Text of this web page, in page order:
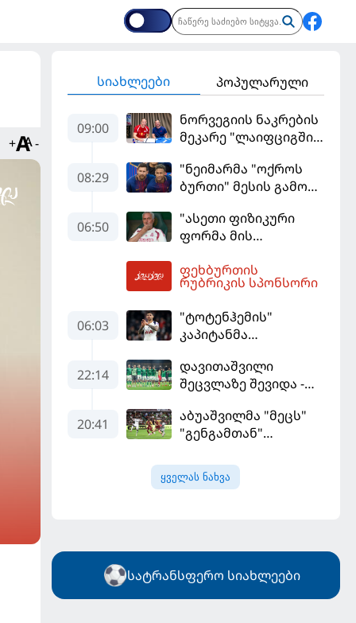
+ -
სიახლეები პოპულარული
09:00
ნორვეგიის ნაკრების
მეკარე "ლაიფციგში"
08:29
"ნეიმარმა "ოქროს
ბურთი" მესის გამო
ბრაზილიელის
ყოფილი აგენტი
06:50
"ასეთი ფიზიკური
ფორმა მის
შეეფერება" -
მოურინიომ "რეალის"
გააკრიტიკა
ფეხბურთის
რუბრიკის სპონსორი
06:03
"ტოტენჰემის"
კაპიტანმა
გადასვლის სურვილი
გამოთქვა
22:14
დავითაშვილი
შეცვლაზე შევიდა -
"სოშოს" მოუგო
20:41
აბუაშვილმა "მეცს"
"გენგამთან"
ყველას ნახვა
სატრანსფერო სიახლეები